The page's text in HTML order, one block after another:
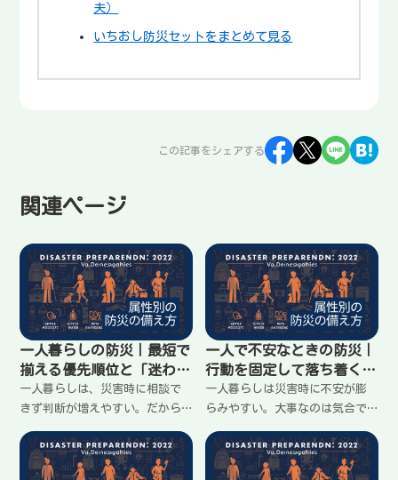
夫）
いちおし防災セットをまとめて見る
この記事をシェアする
関連ページ
一人暮らしの防災｜最短で
揃える優先順位と「迷わな
い」準備
一人暮らしは、災害時に相談で
きず判断が増えやすい。だから
めて迷いを減らすのが大事。停
電・断水・トイレ・情報・体温
一人で不安なときの防災｜
行動を固定して落ち着くた
めの手順
一人暮らしは災害時に不安が膨
らみやすい。大事なのは気合で
定して迷いを減らすこと。夜・
停電・断水でも動けるように、